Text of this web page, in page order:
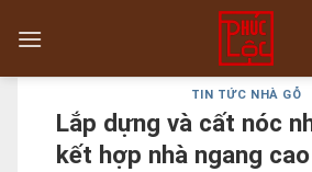
TIN TỨC NHÀ GỖ
Lắp dựng và cất nóc
kết hợp nhà ngang